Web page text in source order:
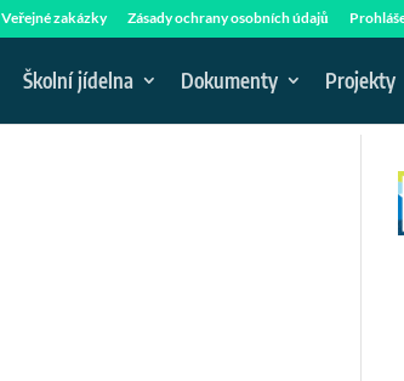
Veřejné zakázky Zásady ochrany osobních údajů
Školní jídelna Dokumenty Projekty